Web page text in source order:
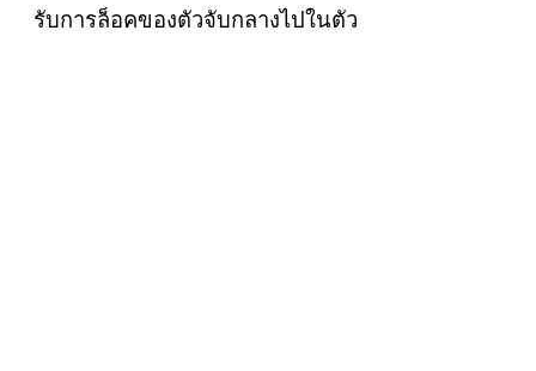
รับการล็อคของตัวจับกลางไปในตัว